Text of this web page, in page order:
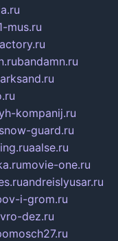
mus.ru
bandamn.ru
kompanij.ru
snow-guard.ru
aalse.ru
movie-one.ru
andreislyusar.ru
i-grom.ru
dez.ru